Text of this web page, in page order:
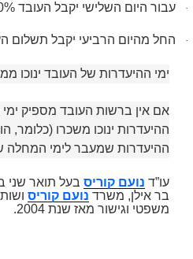
· עבור היום השלישי יקבל העובד 50% משכרו
· החל מהיום הרביעי יקבל תשלום
ימי ההיעדרות של העובד ינוכו
אם אין ברשות העובד מספיק ימי
ההיעדרות ינוכו משכרו (כלומר,
ההיעדרות שמעבר לימי המחלה
עו”ד נועם קוריס בעל תואר שני
בר אילן, משרד נועם קוריס
משפטי וגישור מאז שנת 2004.